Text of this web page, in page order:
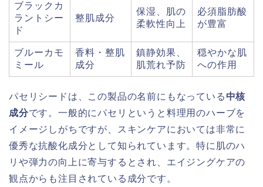
ブラックカ
ラントシー
ド
整肌成分
保湿、肌の
柔軟性向上
必須脂肪酸
が豊富
ブルーカモ
ミール
香料・整肌
成分
鎮静効果、
肌荒れ予防
穏やかな肌
への作用
パセリシードは、この製品の名前にもなっている 中核
成分です。一般的にパセリというと料理用のハーブを
イメージしがちですが、スキンケアにおいては非常に
優秀な抗酸化成分として知られています。特に肌のハ
リや弾力の向上に寄与するとされ、エイジングケアの
観点からも注目されている成分です。